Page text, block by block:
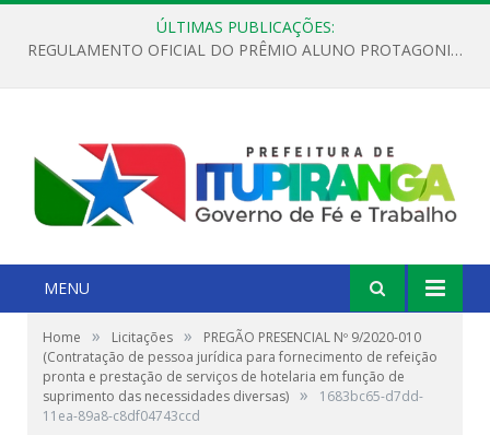
ÚLTIMAS PUBLICAÇÕES:
REGULAMENTO OFICIAL DO PRÊMIO ALUNO PROTAGONISTA – EDIÇÃO 2026
MENU
Home » Licitações »
PREGÃO PRESENCIAL Nº 9/2020-010
(Contratação de pessoa jurídica para fornecimento de refeição
pronta e prestação de serviços de hotelaria em função de
suprimento das necessidades diversas) »
1683bc65-d7dd-
11ea-89a8-c8df04743ccd